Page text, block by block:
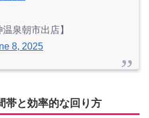
泉朝市出店】
8, 2025
帯と効率的な回り方